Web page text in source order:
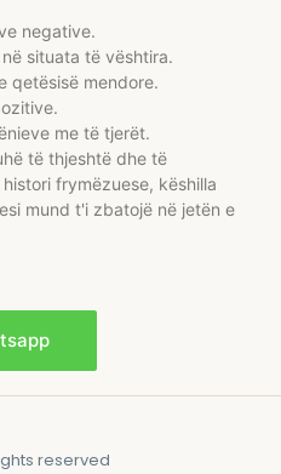
negative.
situata të vështira.
qetësisë mendore.
me të tjerët.
të thjeshtë dhe të
frymëzuese, këshilla
mund t'i zbatojë në jetën e
reserved